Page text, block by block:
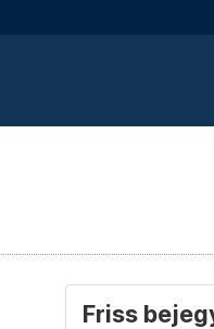
Friss